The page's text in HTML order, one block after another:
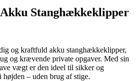
Stanghækkeklipper
og kraftfuld akku stanghækkeklipper,
og krævende private opgaver. Med sin
vægt er den ideel til sikker og
– uden brug af stige.